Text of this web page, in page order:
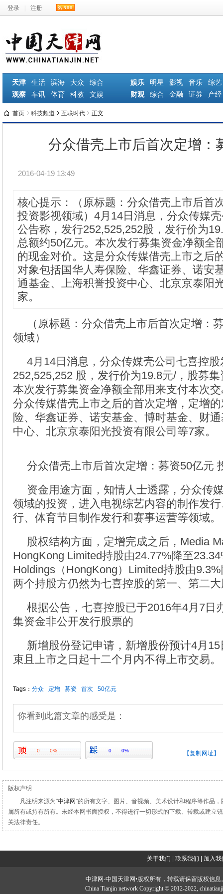
登录 注册
天津 生活 滨海 大众
综合
观察
车讯 体育 科教 文娱
娱乐 明星 影视 音乐
综艺
财观
综合 金融 证券 产经
首页 科技频道 互联时代 正文
分众借壳上市后首次定增：
2016-04-19 13:49
核心提示：（原标题：分众借壳上市后首
投资影视领域）4月14日消息，分众传媒
公告称，发行252,525,252股，发行价为
总额约50亿元。本次发行募集资金净额全
的现金对价。这是分众传媒借壳上市之后
对象包括国华人寿保险、华鑫证券、诺安
通基金、上海积誉投资中心、北京京泰阳
家。
（原标题：分众借壳上市后首次定增：
领域）
4月14日消息，分众传媒壳公司七喜控
252,525,252 股，发行价为19.8元/，股募
本次发行募集资金净额全部用来支付本次
分众传媒借壳上市之后的首次定增，定增
险、华鑫证券、诺安基金、博时基金、财
中心、北京京泰阳光投资有限公司等7家。
分众借壳上市后首次定增：募资50亿元
资金用途方面，知情人士透露，分众传
领域的投资，进入电视综艺内容的制作发
行、体育节目制作发行和赛事运营等领域。
股权结构方面，定增完成之后，Media
HongKong Limited持股由24.77%降至
Holdings（HongKong）Limited持股由
两个持股方仍然为七喜控股的第一、第二
根据公告，七喜控股已于2016年4月7日
集资金非公开发行股票的
新增股份登记申请，新增股份预计4月
束且上市之日起十二个月内不得上市交易
Tags： 分众 定增 募资 首次 50亿元
你看到此篇文章的感受是：
0 0% 0 0% 【复制网址】
版权声明
凡注明来源为"中津网"的所有文字、图片、音视频、美术设计和程序等作品
属所有或持有所有。未经本网书面授权，不得进行一切形式的下载、转载或建立
关法律责任。
关于我们 联系我们 加入我
中津网-中国天津网•版权所有，转载请保留版权信息
China Tianjin network Copyright © 2012-2022,